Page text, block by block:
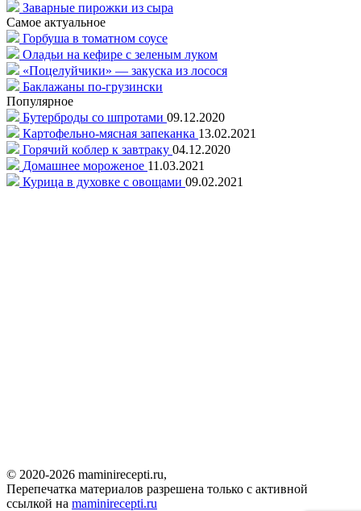
Заварные пирожки из сыра
Самое актуальное
Горбуша в томатном соусе
Оладьи на кефире с зеленым луком
«Поцелуйчики» — закуска из лосося
Баклажаны по-грузински
Популярное
Бутерброды со шпротами 09.12.2020
Картофельно-мясная запеканка 13.02.2021
Горячий коблер к завтраку 04.12.2020
Домашнее мороженое 11.03.2021
Курица в духовке с овощами 09.02.2021
© 2020-2026 maminirecepti.ru,
Перепечатка материалов разрешена только с активной
ссылкой на maminirecepti.ru